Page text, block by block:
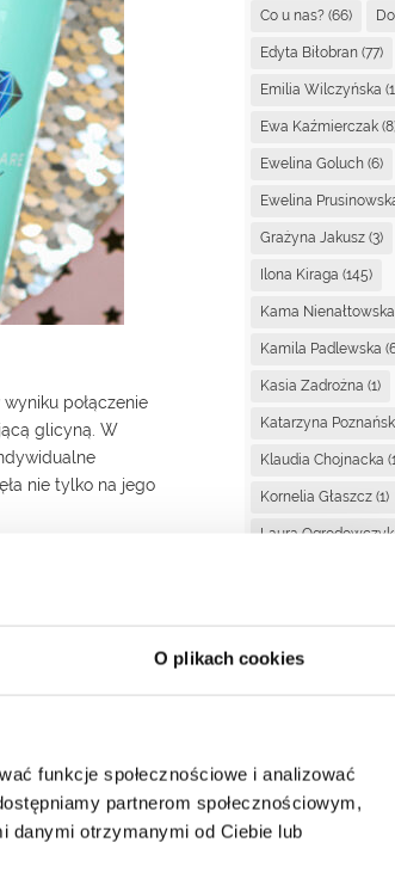
O plikach cookies
funkcje społecznościowe i analizować
partnerom społecznościowym,
danymi otrzymanymi od Ciebie lub
połączenie
glicyną. W
nie tylko na jego
Azeloglicyna
Według
działania
w procesie
Co u nas? (66)
Edyta Biłobran (77)
Emilia Wilczyńska
Ewa Kaźmierczak
Ewelina Goluch (6)
Ewelina
Grażyna Jakusz (3)
Ilona Kiraga (145)
Kama Nienałtowska
Kamila Padlewska
Kasia Zadrożna (1)
Katarzyna
Klaudia Chojnacka
Kornelia Głaszcz (1)
Laura Ogrodowczyk
Magdalena
Martyna Sudowska
Monika